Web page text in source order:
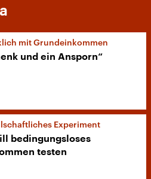
mit Grundeinkommen
und ein Ansporn“
Experiment
bedingungsloses
testen